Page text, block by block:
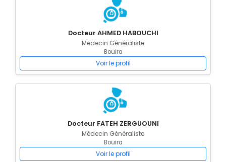
Docteur AHMED HABOUCHI
Médecin Généraliste
Bouira
Voir le profil
Docteur FATEH ZERGUOUNI
Médecin Généraliste
Bouira
Voir le profil